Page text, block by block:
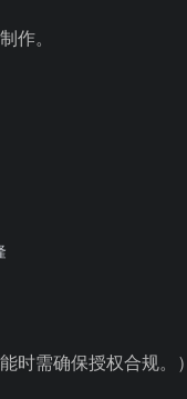
作。
时需确保授权合规。）